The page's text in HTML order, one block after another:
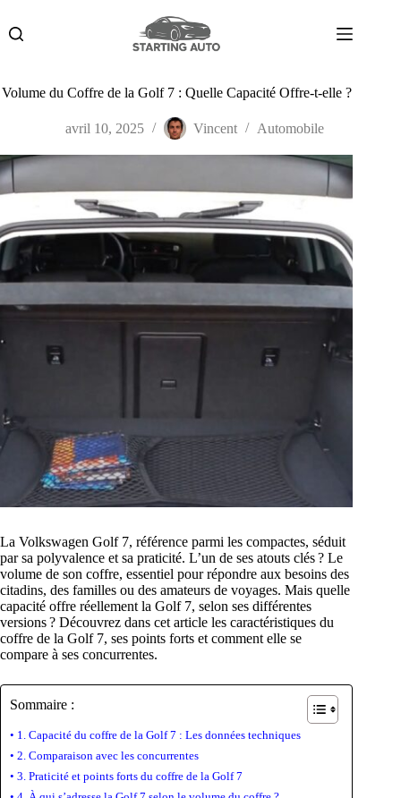
contenu
Volume du Coffre de la Golf 7 : Quelle Capacité Offre-t-elle ?
avril 10, 2025 Vincent Automobile
La Volkswagen Golf 7, référence parmi les compactes, séduit
par sa polyvalence et sa praticité. L’un de ses atouts clés ? Le
volume de son coffre, essentiel pour répondre aux besoins des
citadins, des familles ou des amateurs de voyages. Mais quelle
capacité offre réellement la Golf 7, selon ses différentes
versions ? Découvrez dans cet article les caractéristiques du
coffre de la Golf 7, ses points forts et comment elle se
compare à ses concurrentes.
Sommaire :
1. Capacité du coffre de la Golf 7 : Les données techniques
2. Comparaison avec les concurrentes
3. Praticité et points forts du coffre de la Golf 7